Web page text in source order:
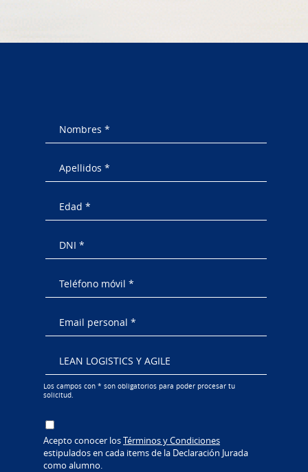
Los campos con * son obligatorios para poder procesar tu
solicitud.
Acepto conocer losTérminos y Condiciones
estipulados en cada items de la Declaración Jurada
como alumno.